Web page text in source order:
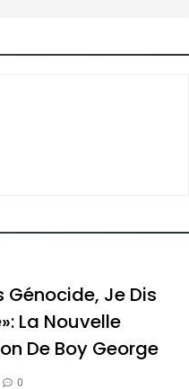
Génocide, Je Dis
La Nouvelle
De Boy George
0